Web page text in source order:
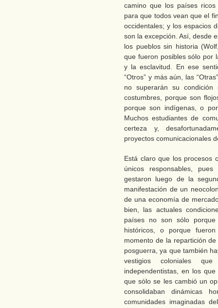
camino que los países
para que todos vean que el
occidentales; y los espacios
son la excepción. Así, desde
los pueblos sin historia
que fueron posibles sólo por
y la esclavitud. En ese
“Otros” y más aún, las
no superarán su
costumbres, porque son
porque son indígenas, o
Muchos estudiantes de
certeza y,
proyectos comunicacionales
Está claro que los procesos
únicos responsables,
gestaron luego de la
manifestación de un
de una economía de
bien, las actuales
países no son sólo
históricos, o porque
momento de la repartición
posguerra, ya que también
vestigios coloniales
independentistas, en los
que sólo se les cambió un
consolidaban dinámicas
comunidades imaginadas